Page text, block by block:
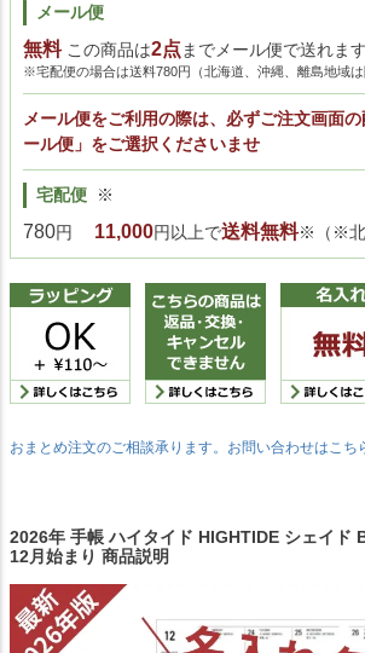
メール便
無料この商品は2点 までメール便で送れます
※宅配便の場合は送料780円（北海道、沖縄、離島地域は
メール便をご利用の際は、必ずご注文画面
ール便」をご選択くださいませ
宅配便
780円
※
11,000円以上で送料無料※（※北
おまとめ注文のご相談承ります。お問い合わせはこち
2026年 手帳 ハイタイド HIGHTIDE シェイド
12月始まり 商品説明